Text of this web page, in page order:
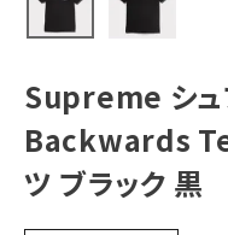
パーカー・トレーナー
キャップ・ハット
ニット帽・ビーニー
Supreme シュ
Backwards
ツ ブラック 黒